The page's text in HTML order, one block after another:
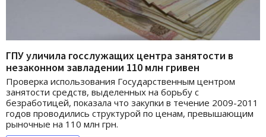
ГПУ уличила госслужащих центра занятости в
незаконном завладении 110 млн гривен
Проверка использования Государственным центром
занятости средств, выделенных на борьбу с
безработицей, показала что закупки в течение 2009-2011
годов проводились структурой по ценам, превышающим
рыночные на 110 млн грн.